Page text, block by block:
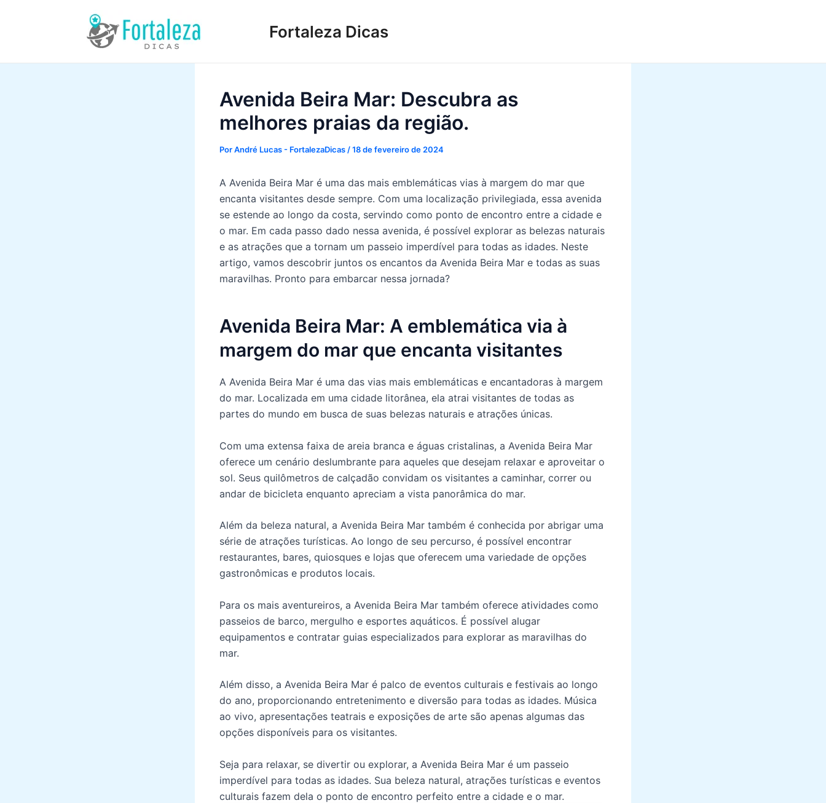
Fortaleza Dicas
Avenida Beira Mar: Descubra as
melhores praias da região.
PorAndré Lucas - FortalezaDicas /18 de fevereiro de 2024
A Avenida Beira Mar é uma das mais emblemáticas vias à margem do mar que
encanta visitantes desde sempre. Com uma localização privilegiada, essa avenida
se estende ao longo da costa, servindo como ponto de encontro entre a cidade e
o mar. Em cada passo dado nessa avenida, é possível explorar as belezas naturais
e as atrações que a tornam um passeio imperdível para todas as idades. Neste
artigo, vamos descobrir juntos os encantos da Avenida Beira Mar e todas as suas
maravilhas. Pronto para embarcar nessa jornada?
Avenida Beira Mar: A emblemática via à
margem do mar que encanta visitantes
A Avenida Beira Mar é uma das vias mais emblemáticas e encantadoras à margem
do mar. Localizada em uma cidade litorânea, ela atrai visitantes de todas as
partes do mundo em busca de suas belezas naturais e atrações únicas.
Com uma extensa faixa de areia branca e águas cristalinas, a Avenida Beira Mar
oferece um cenário deslumbrante para aqueles que desejam relaxar e aproveitar o
sol. Seus quilômetros de calçadão convidam os visitantes a caminhar, correr ou
andar de bicicleta enquanto apreciam a vista panorâmica do mar.
Além da beleza natural, a Avenida Beira Mar também é conhecida por abrigar uma
série de atrações turísticas. Ao longo de seu percurso, é possível encontrar
restaurantes, bares, quiosques e lojas que oferecem uma variedade de opções
gastronômicas e produtos locais.
Para os mais aventureiros, a Avenida Beira Mar também oferece atividades como
passeios de barco, mergulho e esportes aquáticos. É possível alugar
equipamentos e contratar guias especializados para explorar as maravilhas do
mar.
Além disso, a Avenida Beira Mar é palco de eventos culturais e festivais ao longo
do ano, proporcionando entretenimento e diversão para todas as idades. Música
ao vivo, apresentações teatrais e exposições de arte são apenas algumas das
opções disponíveis para os visitantes.
Seja para relaxar, se divertir ou explorar, a Avenida Beira Mar é um passeio
imperdível para todas as idades. Sua beleza natural, atrações turísticas e eventos
culturais fazem dela o ponto de encontro perfeito entre a cidade e o mar.